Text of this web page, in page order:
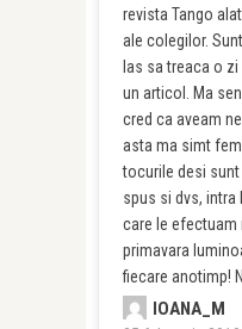
revista Tango
ale colegilor.
las sa treaca o
un articol. Ma
cred ca aveam
asta ma simt
tocurile desi
spus si dvs, intra
care le efectuam
primavara
fiecare anotimp!
IOANA_M